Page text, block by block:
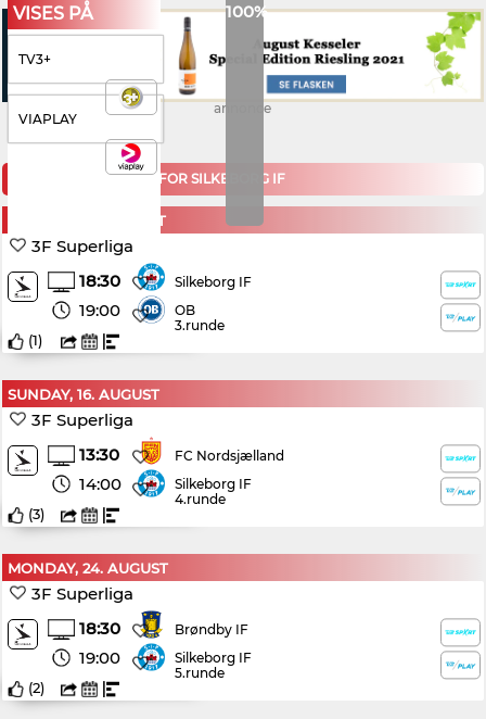
100%
VISES PÅ
TV3+
VIAPLAY
annonce
KOMMENDE KAMPE FOR SILKEBORG IF
MONDAY, 10. AUGUST
3F Superliga
18:30
19:00
Silkeborg IF
OB
3.runde
(1)
SUNDAY, 16. AUGUST
3F Superliga
13:30
14:00
FC Nordsjælland
Silkeborg IF
4.runde
(3)
MONDAY, 24. AUGUST
3F Superliga
18:30
19:00
Brøndby IF
Silkeborg IF
5.runde
(2)